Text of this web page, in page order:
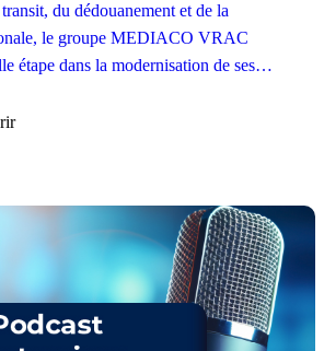
du dédouanement et de la
le groupe MEDIACO VRAC
étape dans la modernisation de ses